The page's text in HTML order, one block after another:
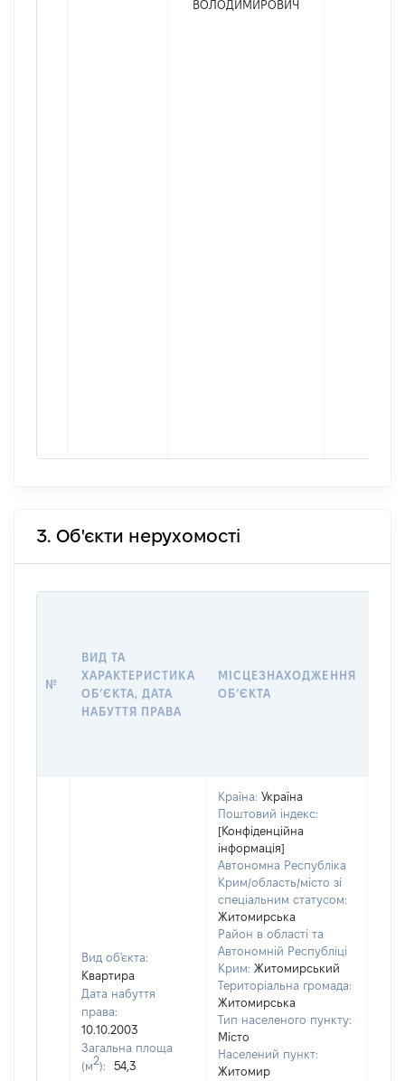
ВОЛОДИМИРОВИЧ
3. Об'єкти нерухомості
№
ВИД ТА
ХАРАКТЕРИСТИКА
ОБʼЄКТА, ДАТА
НАБУТТЯ ПРАВА
МІСЦЕЗНАХОДЖЕННЯ
ОБʼЄКТА
Вид об'єкта:
Квартира
Дата набуття
права:
10.10.2003
Загальна площа
(м2):
54,3
Країна: Україна
Поштовий індекс:
[Конфіденційна
інформація]
Автономна Республіка
Крим/область/місто зі
спеціальним статусом:
Житомирська
Район в області та
Автономній Республіці
Крим: Житомирський
Територіальна громада:
Житомирська
Тип населеного пункту:
Місто
Населений пункт:
Житомир